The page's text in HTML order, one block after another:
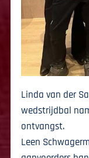
Linda van der
wedstrijdbal
ontvangst.
Leen